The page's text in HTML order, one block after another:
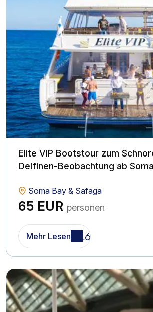
Elite VIP Bootstour zum
Delfinen-Beobachtung ab
Soma Bay & Safaga
65 EUR personen
Mehr Lesen